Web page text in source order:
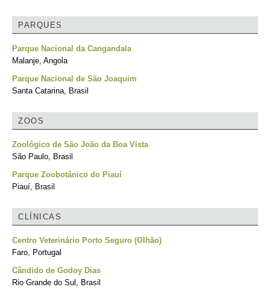
PARQUES
Parque Nacional da Cangandala
Malanje, Angola
Parque Nacional de São Joaquim
Santa Catarina, Brasil
ZOOS
Zoológico de São João da Boa Vista
São Paulo, Brasil
Parque Zoobotânico do Piauí
Piauí, Brasil
CLÍNICAS
Centro Veterinário Porto Seguro (Olhão)
Faro, Portugal
Cândido de Godoy Dias
Rio Grande do Sul, Brasil